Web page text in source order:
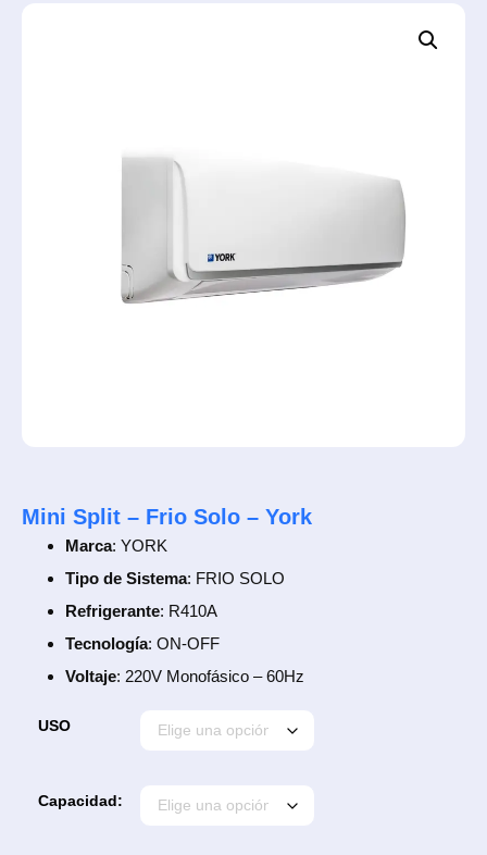
Mini Split – Frio Solo – York
Marca: YORK
Tipo de Sistema: FRIO SOLO
Refrigerante: R410A
Tecnología: ON-OFF
Voltaje: 220V Monofásico – 60Hz
USO
Capacidad: